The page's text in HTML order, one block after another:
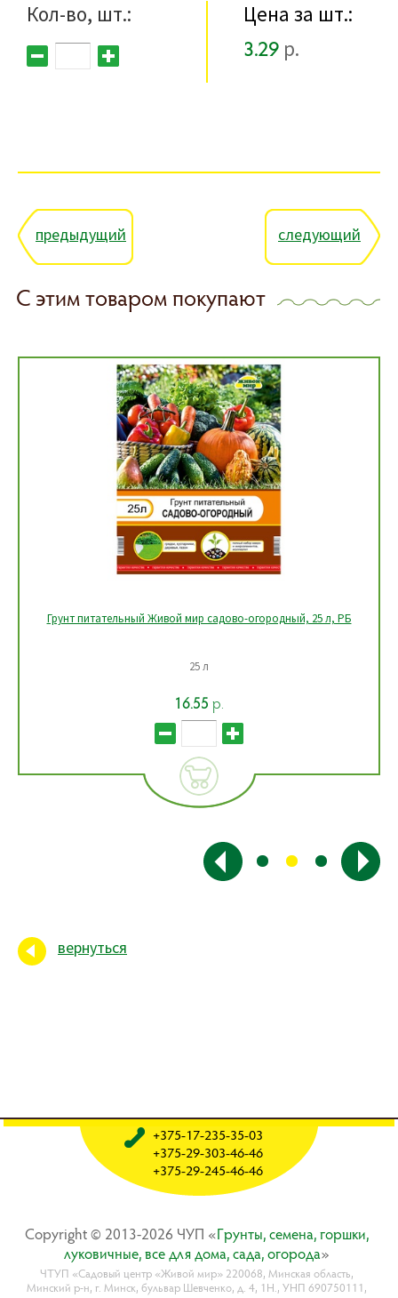
Кол-во, шт.:
Цена за шт.:
3.29 р.
предыдущий следующий
С этим товаром покупают
Грунт питательный Живой мир садово-огородный, 25 л, РБ
25 л
16.55 р.
вернуться
Copyright © 2013-2026 ЧУП «Гpyнты, ceмeнa, гopшки,
лyкoвичныe, вce для дoмa, caдa, oгopoдa»
ЧТУП «Садовый центр «Живой мир» 220068, Минская область,
Минский р-н, г. Минск, бульвар Шевченко, д. 4, 1Н., УНП 690750111,
+375-17-235-35-03
+375-29-303-46-46
+375-29-245-46-46